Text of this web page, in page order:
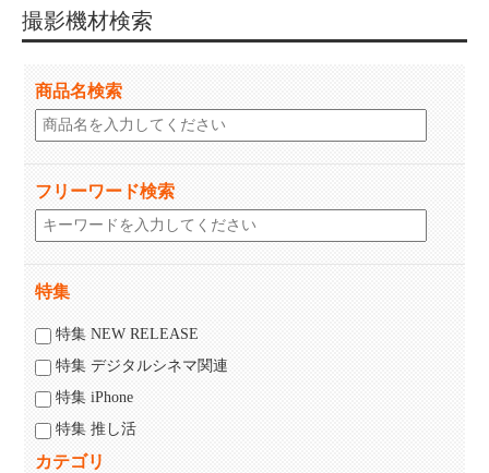
撮影機材検索
商品名検索
フリーワード検索
特集
特集 NEW RELEASE
特集 デジタルシネマ関連
特集 iPhone
特集 推し活
カテゴリ